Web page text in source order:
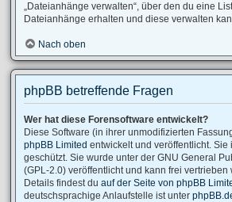
„Dateianhänge verwalten“, über den du eine
Dateianhänge erhalten und diese verwalten
Nach oben
phpBB betreffende Fragen
Wer hat diese Forensoftware entwickelt?
Diese Software (in ihrer unmodifizierten
phpBB Limited entwickelt und veröffentlicht. Sie
geschützt. Sie wurde unter der GNU General
(GPL-2.0) veröffentlicht und kann frei vertrieben
Details findest du auf der Seite von phpBB
deutschsprachige Anlaufstelle ist unter